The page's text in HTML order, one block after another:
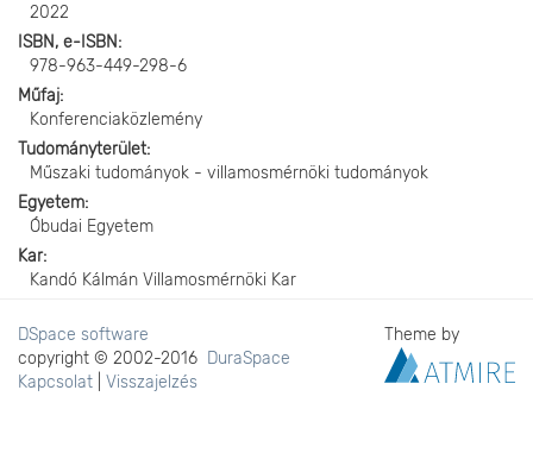
2022
ISBN, e-ISBN
978-963-449-298-6
Műfaj
Konferenciaközlemény
Tudományterület
Műszaki tudományok - villamosmérnöki tudományok
Egyetem
Óbudai Egyetem
Kar
Kandó Kálmán Villamosmérnöki Kar
DSpace software
copyright © 2002-2016 DuraSpace
Kapcsolat
Visszajelzés
Theme by